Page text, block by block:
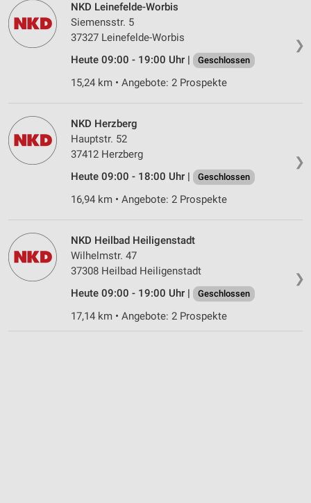
❯
NKD Leinefelde-Worbis
Siemensstr. 5
37327 Leinefelde-Worbis
Heute 09:00 - 19:00 Uhr |
Geschlossen
15,24 km • Angebote: 2 Prospekte
❯
NKD Herzberg
Hauptstr. 52
37412 Herzberg
Heute 09:00 - 18:00 Uhr |
Geschlossen
16,94 km • Angebote: 2 Prospekte
❯
NKD Heilbad Heiligenstadt
Wilhelmstr. 47
37308 Heilbad Heiligenstadt
Heute 09:00 - 19:00 Uhr |
Geschlossen
17,14 km • Angebote: 2 Prospekte
Verwendung genauer Standortdaten
Geräte anhand von aktiv angeforderten
Informationen identifizieren
Performance
Funktional